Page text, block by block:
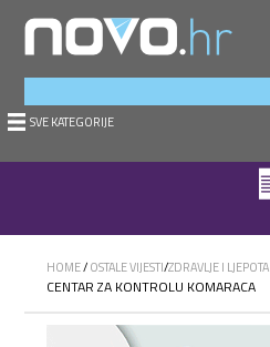
SVE KATEGORIJE
HOME/OSTALE VIJESTI/ZDRAVLJE I LJEPOTA
CENTAR ZA KONTROLU KOMARACA